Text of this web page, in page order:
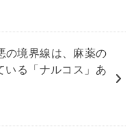
の境界線は、麻薬の
いる「ナルコス」あ